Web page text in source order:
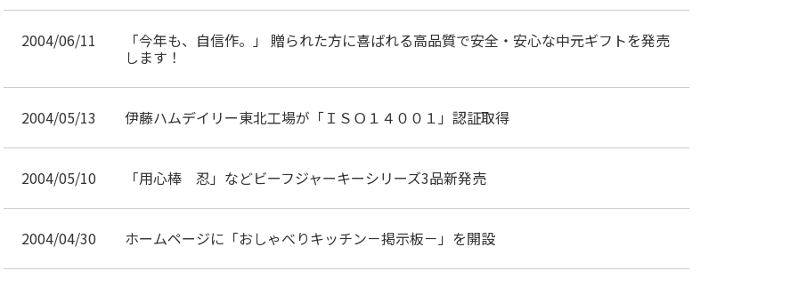
2004/06/11 「今年も、自信作。」 贈られた方に喜ばれる高品質で安全・安心な中元ギフトを発売
します！
2004/05/13 伊藤ハムデイリー東北工場が「ＩＳＯ１４００１」認証取得
2004/05/10 「用心棒 忍」などビーフジャーキーシリーズ3品新発売
2004/04/30 ホームページに「おしゃべりキッチン－掲示板－」を開設